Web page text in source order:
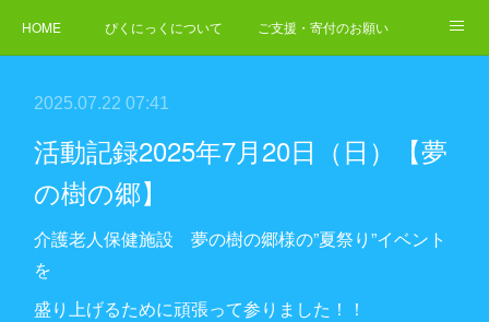
HOME ぴくにっくについて ご支援・寄付のお願い
2025.07.22 07:41
活動記録2025年7月20日（日）【夢
の樹の郷】
介護老人保健施設 夢の樹の郷様の”夏祭り”イベント
を
盛り上げるために頑張って参りました！！